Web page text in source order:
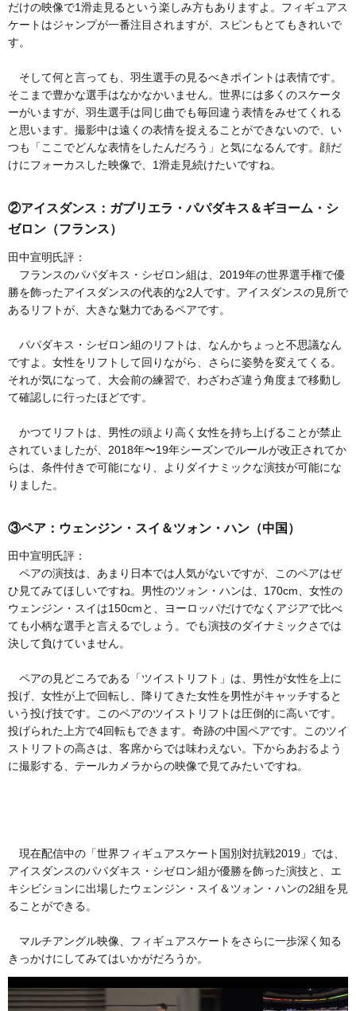
だけの映像で1滑走見るという楽しみ方もありますよ。フィギュアス
ケートはジャンプが一番注目されますが、スピンもとてもきれいで
す。
そして何と言っても、羽生選手の見るべきポイントは表情です。
そこまで豊かな選手はなかなかいません。世界には多くのスケータ
ーがいますが、羽生選手は同じ曲でも毎回違う表情をみせてくれる
と思います。撮影中は遠くの表情を捉えることができないので、い
つも「ここでどんな表情をしたんだろう」と気になるんです。顔だ
けにフォーカスした映像で、1滑走見続けたいですね。
②アイスダンス：ガブリエラ・パパダキス＆ギヨーム・シ
ゼロン（フランス）
田中宣明氏評：
フランスのパパダキス・シゼロン組は、2019年の世界選手権で優
勝を飾ったアイスダンスの代表的な2人です。アイスダンスの見所で
あるリフトが、大きな魅力であるペアです。
パパダキス・シゼロン組のリフトは、なんかちょっと不思議なん
ですよ。女性をリフトして回りながら、さらに姿勢を変えてくる。
それが気になって、大会前の練習で、わざわざ違う角度まで移動し
て確認しに行ったほどです。
かつてリフトは、男性の頭より高く女性を持ち上げることが禁止
されていましたが、2018年〜19年シーズンでルールが改正されてか
らは、条件付きで可能になり、よりダイナミックな演技が可能にな
りました。
③ペア：ウェンジン・スイ＆ツォン・ハン（中国）
田中宣明氏評：
ペアの演技は、あまり日本では人気がないですが、このペアはぜ
ひ見てみてほしいですね。男性のツォン・ハンは、170cm、女性の
ウェンジン・スイは150cmと、ヨーロッパだけでなくアジアで比べ
ても小柄な選手と言えるでしょう。でも演技のダイナミックさでは
決して負けていません。
ペアの見どころである「ツイストリフト」は、男性が女性を上に
投げ、女性が上で回転し、降りてきた女性を男性がキャッチすると
いう投げ技です。このペアのツイストリフトは圧倒的に高いです。
投げられた上方で4回転もできます。奇跡の中国ペアです。このツイ
ストリフトの高さは、客席からでは味わえない。下からあおるよう
に撮影する、テールカメラからの映像で見てみたいですね。
現在配信中の「世界フィギュアスケート国別対抗戦2019」では、
アイスダンスのパパダキス・シゼロン組が優勝を飾った演技と、エ
キシビションに出場したウェンジン・スイ＆ツォン・ハンの2組を見
ることができる。
マルチアングル映像、フィギュアスケートをさらに一歩深く知る
きっかけにしてみてはいかがだろうか。